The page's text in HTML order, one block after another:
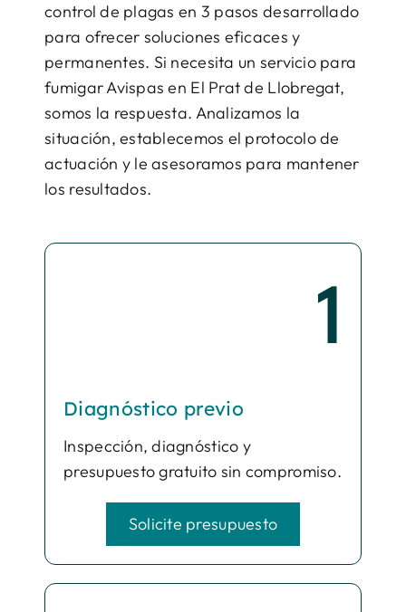
control de plagas en 3 pasos desarrollado
para ofrecer soluciones eficaces y
permanentes. Si necesita un servicio para
fumigar Avispas en El Prat de Llobregat,
somos la respuesta. Analizamos la
situación, establecemos el protocolo de
actuación y le asesoramos para mantener
los resultados.
1
Diagnóstico previo
Inspección, diagnóstico y
presupuesto gratuito sin compromiso.
Solicite presupuesto